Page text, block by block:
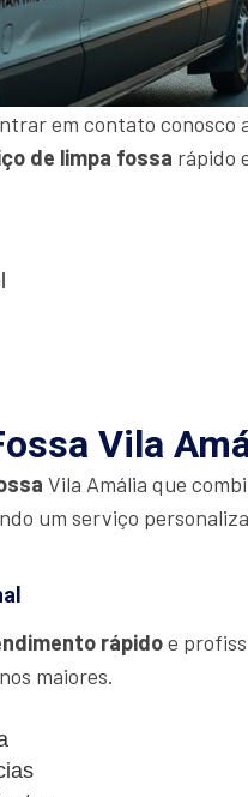
em contato conosco
de limpa fossa rápido
Vila
Vila Amália que
um serviço
rápidoe
maiores.